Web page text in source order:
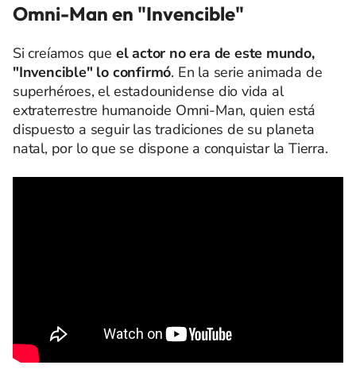
Omni-Man en "Invencible"
Si creíamos que el actor no era de este mundo,
"Invencible" lo confirmó. En la serie animada de
superhéroes, el estadounidense dio vida al
extraterrestre humanoide Omni-Man, quien está
dispuesto a seguir las tradiciones de su planeta
natal, por lo que se dispone a conquistar la Tierra.